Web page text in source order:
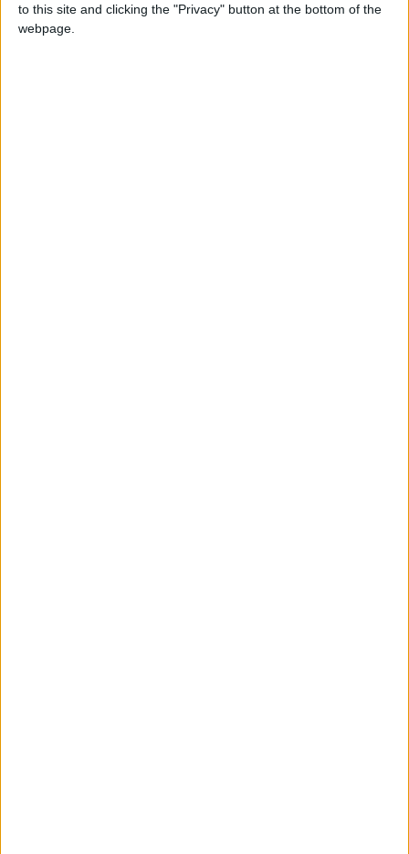
to this site and clicking the "Privacy" button at the bottom of the
webpage.